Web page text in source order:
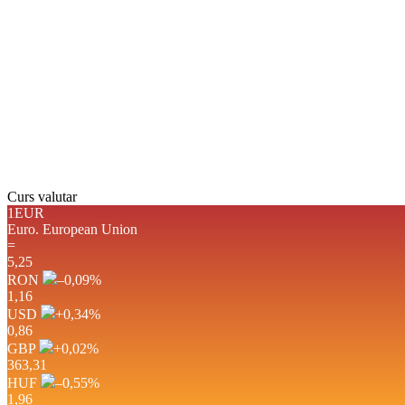
Curs valutar
1EUR
Euro. European Union
=
5,25
RON
–0,09%
1,16
USD
+0,34%
0,86
GBP
+0,02%
363,31
HUF
–0,55%
1,96